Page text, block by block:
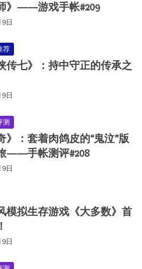
》——游戏手帐#209
日
荐
传七》：持中守正的传承之
日
测
》：套着肉鸽皮的“鬼泣”版
——手帐测评#208
日
模拟生存游戏《大多数》首
日